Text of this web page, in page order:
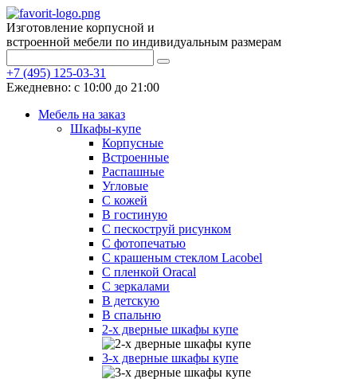
Изготовление корпусной и
встроенной мебели по индивидуальным размерам
+7 (495) 125-03-31
Ежедневно: с 10:00 до 21:00
Мебель на заказ
Шкафы-купе
Корпусные
Встроенные
Распашные
Угловые
С кожей
В гостиную
С пескоструй рисунком
С фотопечатью
С крашеным стеклом Lacobel
С пленкой Oracal
С зеркалами
В детскую
В спальню
2-х дверные шкафы купе
3-х дверные шкафы купе